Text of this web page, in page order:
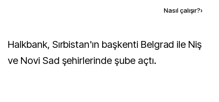
Nasıl çalışır?›
Halkbank, Sırbistan'ın başkenti Belgrad ile Niş
ve Novi Sad şehirlerinde şube açtı.